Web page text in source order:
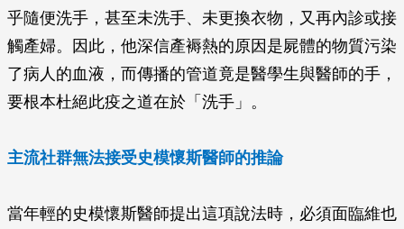
乎隨便洗手，甚至未洗手、未更換衣物，又再內診或接
觸產婦。因此，他深信產褥熱的原因是屍體的物質污染
了病人的血液，而傳播的管道竟是醫學生與醫師的手，
要根本杜絕此疫之道在於「洗手」。
主流社群無法接受史模懷斯醫師的推論
當年輕的史模懷斯醫師提出這項說法時，必須面臨維也